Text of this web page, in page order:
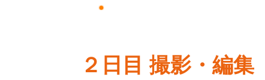
２日目 撮影・編集